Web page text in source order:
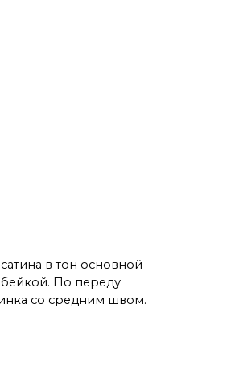
в тон основной
бейкой. По переду
со средним швом.